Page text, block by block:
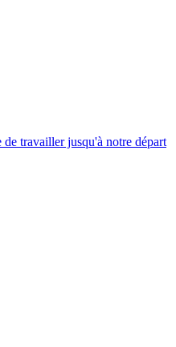
de travailler jusqu'à notre départ